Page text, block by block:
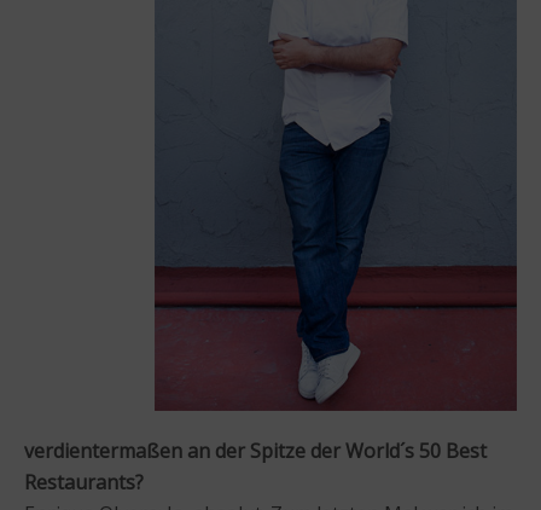
verdientermaßen an der Spitze der World´s 50 Best
Restaurants?